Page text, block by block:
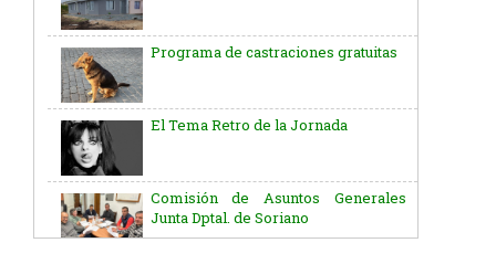
El Tema Retro de la Jornada
Comisión de Asuntos Generales
Aniversario del Natalicio del Gral.
José G. Artigas